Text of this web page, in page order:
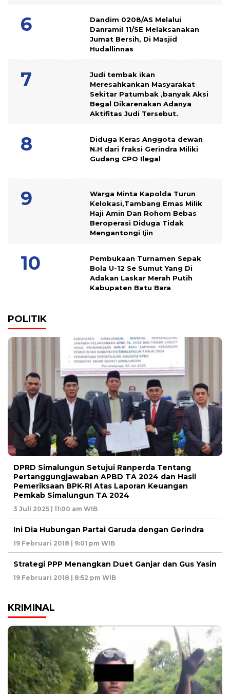
Dandim 0208/AS Melalui
Danramil 11/SE Melaksanakan
Jumat Bersih, Di Masjid
Hudallinnas
Judi tembak ikan
Meresahkankan Masyarakat
Sekitar Patumbak ,banyak Aksi
Begal Dikarenakan Adanya
Aktifitas Judi Tersebut.
Diduga Keras Anggota dewan
N.H dari fraksi Gerindra Miliki
Gudang CPO Ilegal
Warga Minta Kapolda Turun
Kelokasi,Tambang Emas Milik
Haji Amin Dan Rohom Bebas
Beroperasi Diduga Tidak
Mengantongi Ijin
Pembukaan Turnamen Sepak
Bola U-12 Se Sumut Yang Di
Adakan Laskar Merah Putih
Kabupaten Batu Bara
POLITIK
DPRD Simalungun Setujui Ranperda Tentang
Pertanggungjawaban APBD TA 2024 dan Hasil
Pemeriksaan BPK-RI Atas Laporan Keuangan
Pemkab Simalungun TA 2024
3 Juli 2025 | 11:00 am WIB
Ini Dia Hubungan Partai Garuda dengan Gerindra
19 Februari 2018 | 9:01 pm WIB
Strategi PPP Menangkan Duet Ganjar dan Gus Yasin
19 Februari 2018 | 8:52 pm WIB
KRIMINAL